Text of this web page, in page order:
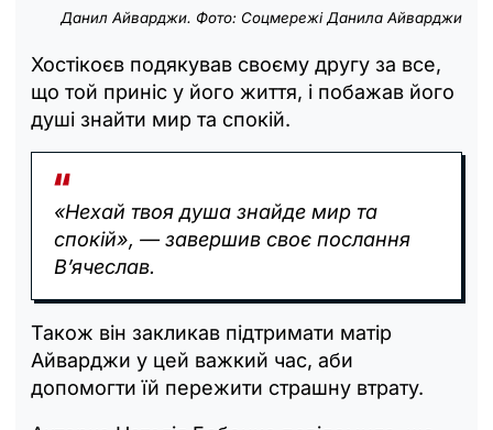
Данил Айварджи. Фото: Соцмережі Данила Айварджи
Хостікоєв подякував своєму другу за все,
що той приніс у його життя, і побажав його
душі знайти мир та спокій.
«Нехай твоя душа знайде мир та
спокій», — завершив своє послання
В’ячеслав.
Також він закликав підтримати матір
Айварджи у цей важкий час, аби
допомогти їй пережити страшну втрату.